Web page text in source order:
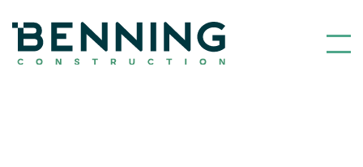
Benning Construction